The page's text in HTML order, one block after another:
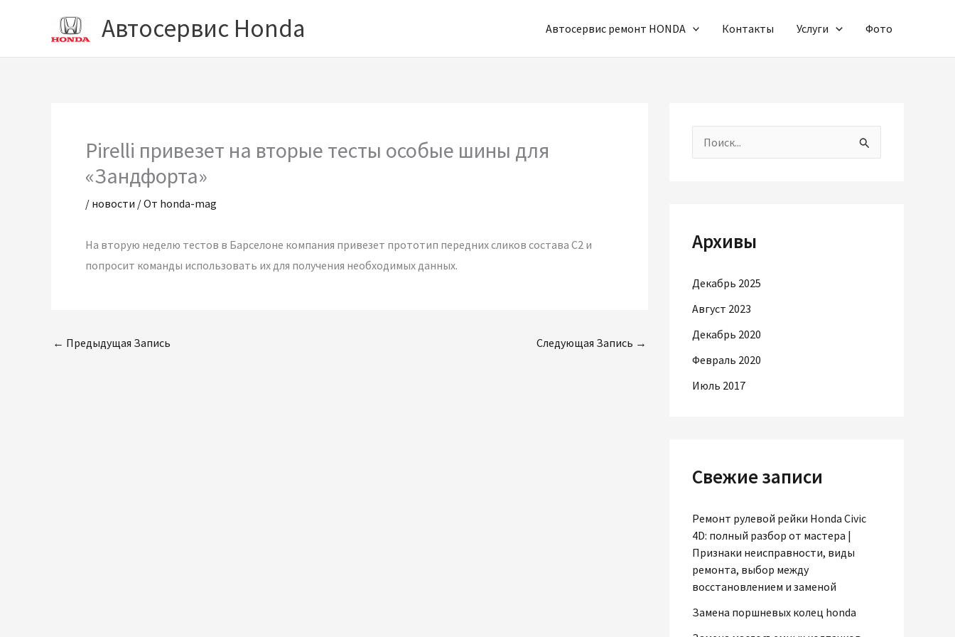
Автосервис Honda Автосервис ремонт HONDA Контакты Услуги Фото
Pirelli привезет на вторые тесты особые шины для
«Зандфорта»
/ новости / От honda-mag
На вторую неделю тестов в Барселоне компания привезет прототип передних сликов состава С2 и
попросит команды использовать их для получения необходимых данных.
← Предыдущая Запись Следующая Запись →
к
Архивы
Декабрь 2025
Август 2023
Декабрь 2020
Февраль 2020
Июль 2017
Свежие записи
Ремонт рулевой рейки Honda Civic
4D: полный разбор от мастера |
Признаки неисправности, виды
ремонта, выбор между
восстановлением и заменой
Замена поршневых колец honda